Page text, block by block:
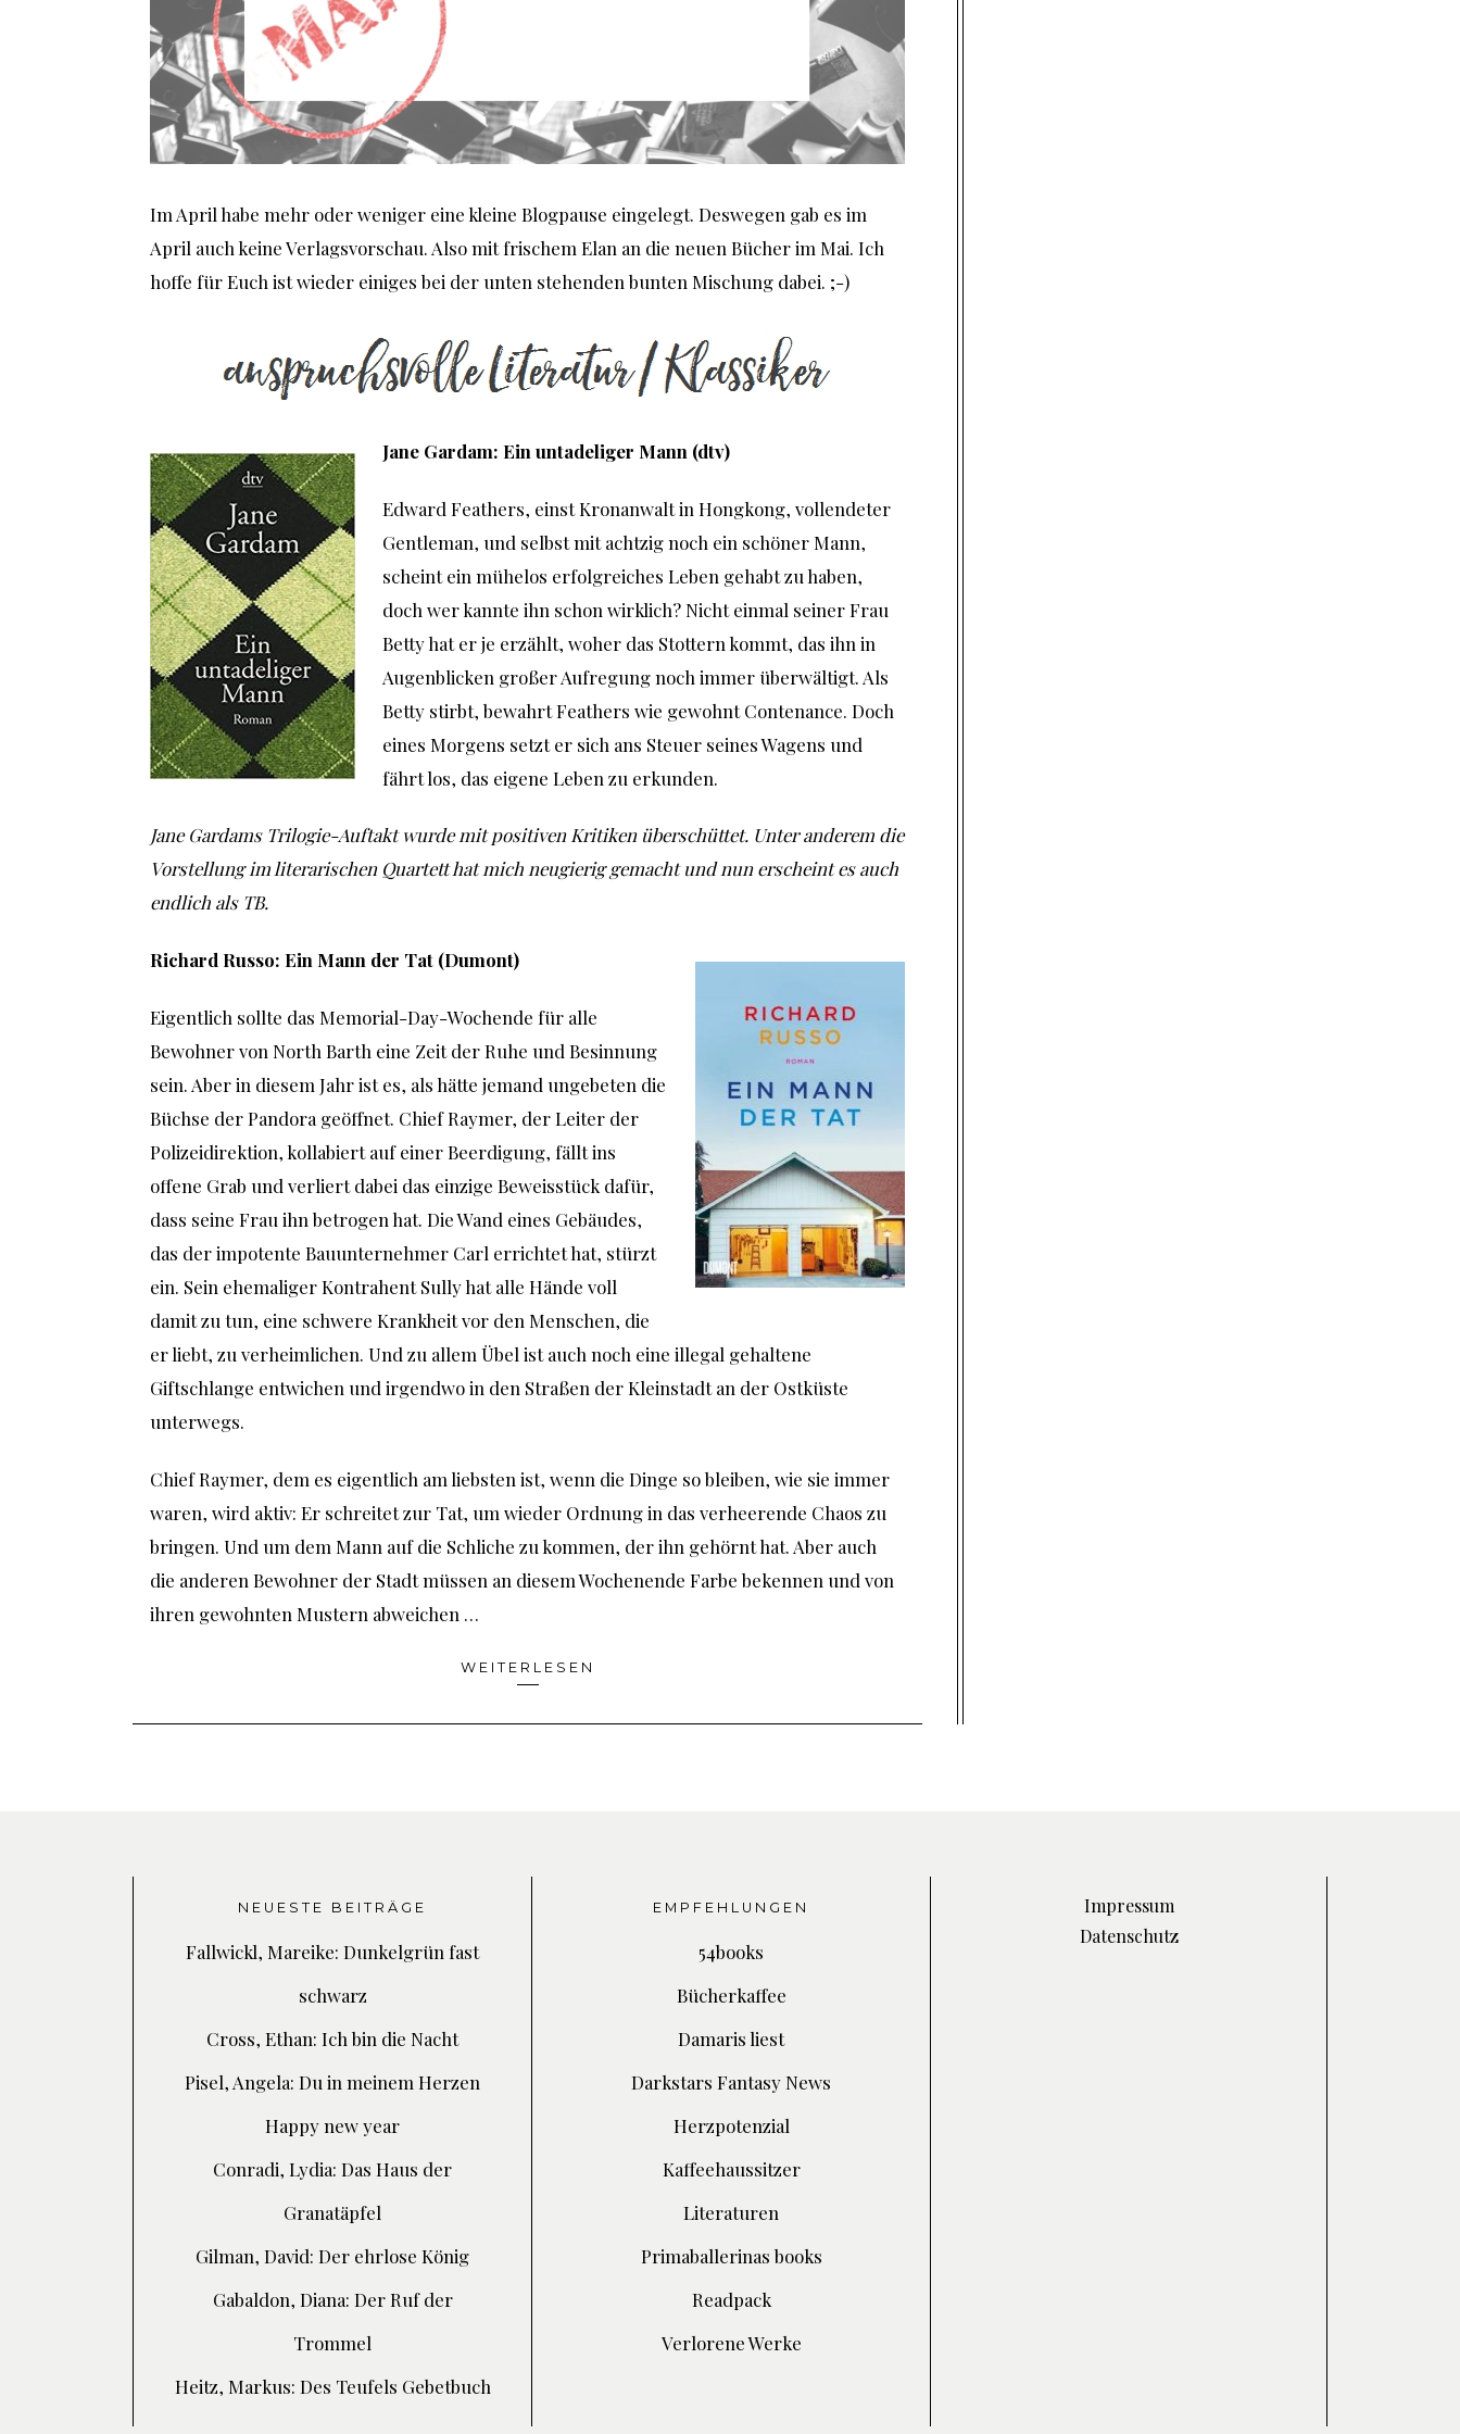
Im April habe mehr oder weniger eine kleine Blogpause eingelegt. Deswegen gab es im
April auch keine Verlagsvorschau. Also mit frischem Elan an die neuen Bücher im Mai. Ich
hoffe für Euch ist wieder einiges bei der unten stehenden bunten Mischung dabei. ;-)
Jane Gardam: Ein untadeliger Mann (dtv)
Edward Feathers, einst Kronanwalt in Hongkong, vollendeter
Gentleman, und selbst mit achtzig noch ein schöner Mann,
scheint ein mühelos erfolgreiches Leben gehabt zu haben,
doch wer kannte ihn schon wirklich? Nicht einmal seiner Frau
Betty hat er je erzählt, woher das Stottern kommt, das ihn in
Augenblicken großer Aufregung noch immer überwältigt. Als
Betty stirbt, bewahrt Feathers wie gewohnt Contenance. Doch
eines Morgens setzt er sich ans Steuer seines Wagens und
fährt los, das eigene Leben zu erkunden.
Jane Gardams Trilogie-Auftakt wurde mit positiven Kritiken überschüttet. Unter anderem die
Vorstellung im literarischen Quartett hat mich neugierig gemacht und nun erscheint es auch
endlich als TB.
Richard Russo: Ein Mann der Tat (Dumont)
Eigentlich sollte das Memorial-Day-Wochende für alle
Bewohner von North Barth eine Zeit der Ruhe und Besinnung
sein. Aber in diesem Jahr ist es, als hätte jemand ungebeten die
Büchse der Pandora geöffnet. Chief Raymer, der Leiter der
Polizeidirektion, kollabiert auf einer Beerdigung, fällt ins
offene Grab und verliert dabei das einzige Beweisstück dafür,
dass seine Frau ihn betrogen hat. Die Wand eines Gebäudes,
das der impotente Bauunternehmer Carl errichtet hat, stürzt
ein. Sein ehemaliger Kontrahent Sully hat alle Hände voll
damit zu tun, eine schwere Krankheit vor den Menschen, die
er liebt, zu verheimlichen. Und zu allem Übel ist auch noch eine illegal gehaltene
Giftschlange entwichen und irgendwo in den Straßen der Kleinstadt an der Ostküste
unterwegs.
Chief Raymer, dem es eigentlich am liebsten ist, wenn die Dinge so bleiben, wie sie immer
waren, wird aktiv: Er schreitet zur Tat, um wieder Ordnung in das verheerende Chaos zu
bringen. Und um dem Mann auf die Schliche zu kommen, der ihn gehörnt hat. Aber auch
die anderen Bewohner der Stadt müssen an diesem Wochenende Farbe bekennen und von
ihren gewohnten Mustern abweichen …
WEITERLESEN
NEUESTE BEITRÄGE
Fallwickl, Mareike: Dunkelgrün fast
schwarz
Cross, Ethan: Ich bin die Nacht
Pisel, Angela: Du in meinem Herzen
Happy new year
Conradi, Lydia: Das Haus der
Granatäpfel
Gilman, David: Der ehrlose König
Gabaldon, Diana: Der Ruf der
Trommel
Heitz, Markus: Des Teufels Gebetbuch
EMPFEHLUNGEN
54books
Bücherkaffee
Damaris liest
Darkstars Fantasy News
Herzpotenzial
Kaffeehaussitzer
Literaturen
Primaballerinas books
Readpack
Verlorene Werke
Impressum
Datenschutz